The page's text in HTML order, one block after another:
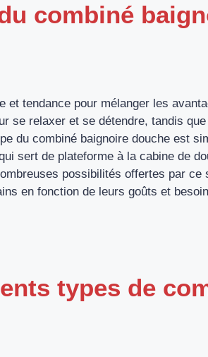
combiné
et tendance pour mélanger les
se relaxer et se détendre, tandis
du combiné baignoire douche est
sert de plateforme à la cabine de
possibilités offertes par ce
en fonction de leurs goûts et
types de